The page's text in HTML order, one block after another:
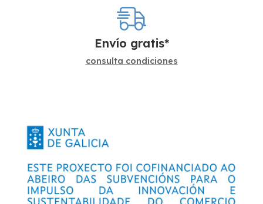
Envío gratis*
consulta condiciones